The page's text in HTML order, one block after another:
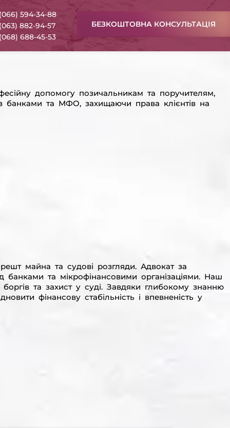
594-34-88
882-94-57
688-45-53
БЕЗКОШТОВНА КОНСУЛЬТАЦІЯ
допомогу позичальникам та поручителям,
банками та МФО, захищаючи права клієнтів на
майна та судові розгляди. Адвокат за
банками та мікрофінансовими організаціями. Наш
боргів та захист у суді. Завдяки глибокому знанню
фінансову стабільність і впевненість у